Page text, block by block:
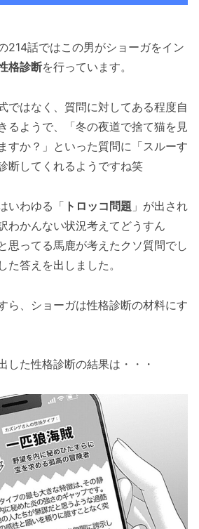
214話ではこの男がショーガをイン
格診断を行っています。
ではなく、質問に対してある程度自
るようで、「冬の夜道で捨て猫を見
すか？」といった質問に「スルーす
断してくれるようですね笑
いわゆる「 トロッコ問題 」が出され
わかんない状況考えてどうすん
思ってる馬鹿が考えたクソ質問でし
た答えを出しました。
ら、ショーガは性格診断の材料にす
した性格診断の結果は・・・